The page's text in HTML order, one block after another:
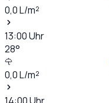
0,0L/m²
13:00Uhr
28°
0,0L/m²